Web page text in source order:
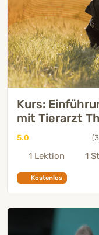
Kurs:
mit Tierarzt
5.0
1 Lektion 1
Kostenlos